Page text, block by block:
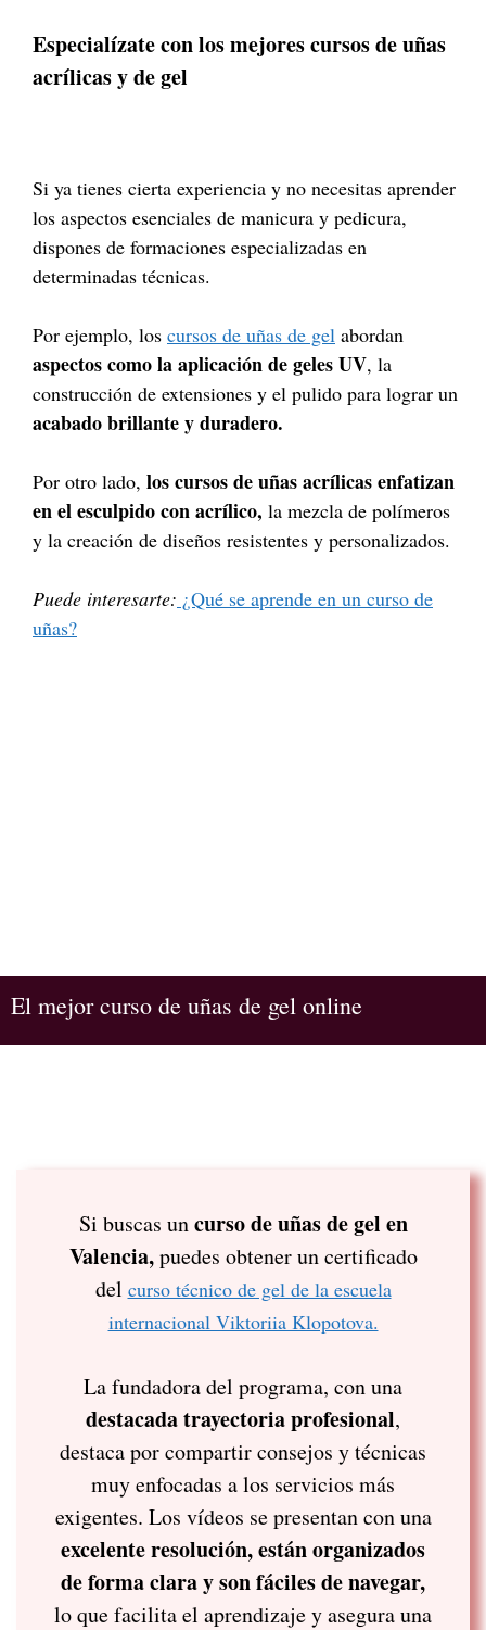
Especialízate con los mejores cursos de uñas
acrílicas y de gel
Si ya tienes cierta experiencia y no necesitas aprender
los aspectos esenciales de manicura y pedicura,
dispones de formaciones especializadas en
determinadas técnicas.
Por ejemplo, los cursos de uñas de gel abordan
aspectos como la aplicación de geles UV, la
construcción de extensiones y el pulido para lograr un
acabado brillante y duradero.
Por otro lado, los cursos de uñas acrílicas enfatizan
en el esculpido con acrílico, la mezcla de polímeros
y la creación de diseños resistentes y personalizados.
Puede interesarte: ¿Qué se aprende en un curso de
uñas?
El mejor curso de uñas de gel online
Si buscas uncurso de uñas de gel en
Valencia,puedes obtener un certificado
del curso técnico de gel de la escuela
internacional Viktoriia Klopotova.
La fundadora del programa, con una
destacada trayectoria profesional,
destaca por compartir consejos y técnicas
muy enfocadas a los servicios más
exigentes. Los vídeos se presentan con una
excelente resolución, están organizados
de forma clara y son fáciles de navegar,
lo que facilita el aprendizaje y asegura una